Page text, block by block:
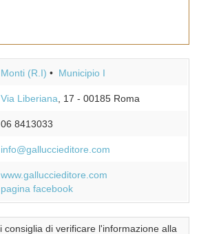
Monti (R.I) Municipio I
Via Liberiana , 17 - 00185 Roma
06 8413033
info@galluccieditore.com
www.galluccieditore.com
pagina facebook
consiglia di verificare l'informazione alla